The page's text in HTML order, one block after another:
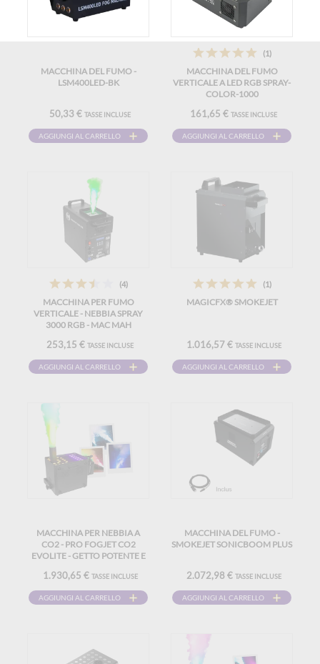
MACCHINA DEL FUMO -
LSM400LED-BK
50,33 € TASSE INCLUSE
AGGIUNGI AL CARRELLO
(1)
MACCHINA DEL FUMO
VERTICALE A LED RGB SPRAY-
COLOR-1000
161,65 € TASSE INCLUSE
AGGIUNGI AL CARRELLO
(4)
MACCHINA PER FUMO
VERTICALE - NEBBIA SPRAY
3000 RGB - MAC MAH
253,15 € TASSE INCLUSE
AGGIUNGI AL CARRELLO
(1)
MAGICFX® SMOKEJET
1.016,57 € TASSE INCLUSE
AGGIUNGI AL CARRELLO
MACCHINA PER NEBBIA A
CO2 - PRO FOGJET CO2
EVOLITE - GETTO POTENTE E
1.930,65 € TASSE INCLUSE
AGGIUNGI AL CARRELLO
MACCHINA DEL FUMO -
SMOKEJET SONICBOOM PLUS
2.072,98 € TASSE INCLUSE
AGGIUNGI AL CARRELLO